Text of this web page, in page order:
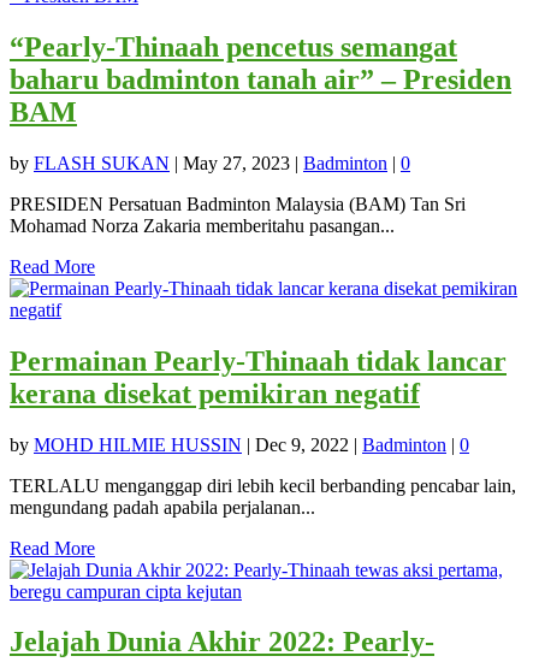
“Pearly-Thinaah pencetus semangat
baharu badminton tanah air” – Presiden
BAM
by FLASH SUKAN | May 27, 2023 | Badminton | 0
PRESIDEN Persatuan Badminton Malaysia (BAM) Tan Sri
Mohamad Norza Zakaria memberitahu pasangan...
Read More
Permainan Pearly-Thinaah tidak lancar
kerana disekat pemikiran negatif
by MOHD HILMIE HUSSIN | Dec 9, 2022 | Badminton | 0
TERLALU menganggap diri lebih kecil berbanding pencabar lain,
mengundang padah apabila perjalanan...
Read More
Jelajah Dunia Akhir 2022: Pearly-